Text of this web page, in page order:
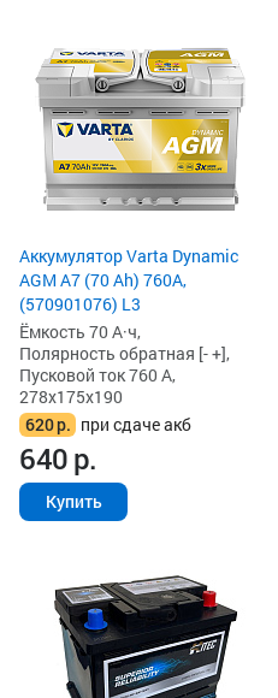
Аккумулятор Varta Dynamic
AGM A7 (70 Ah) 760A,
(570901076) L3
Ёмкость 70 А·ч,
Полярность обратная [- +],
Пусковой ток 760 А,
278x175x190
620р. при сдаче акб
640р.
Купить